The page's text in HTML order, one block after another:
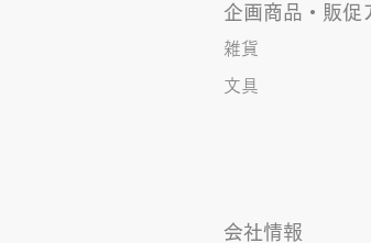
企画商品・販促
雑貨
文具
会社情報